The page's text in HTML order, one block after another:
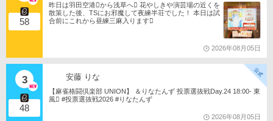
58
昨日は羽田空港󾟩️から浅草へ󾟠 花やしきや演芸場の近くを
散策した後、TSにお邪魔して夜練半荘でした！ 本日は試
合前にこれから昼練三麻入ります󾠋️
2026年08月05日
3
48
安藤 りな
【麻雀格闘倶楽部 UNION】 ＆りなたんず 投票選抜戦Day.24 18:00- 東
風󾁃 #投票選抜戦2026 #りなたんず
2026年08月05日